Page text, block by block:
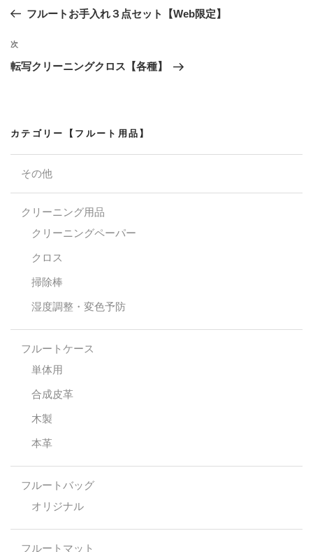
ビ
ゲ
ン
去
投
稿
フルートお手入れ３点セット【Web限定】
次
の
次
転写クリーニングクロス【各種】
カテゴリー【フルート用品】
その他
クリーニング用品
クリーニングペーパー
クロス
掃除棒
湿度調整・変色予防
フルートケース
単体用
合成皮革
木製
本革
フルートバッグ
オリジナル
フルートマット